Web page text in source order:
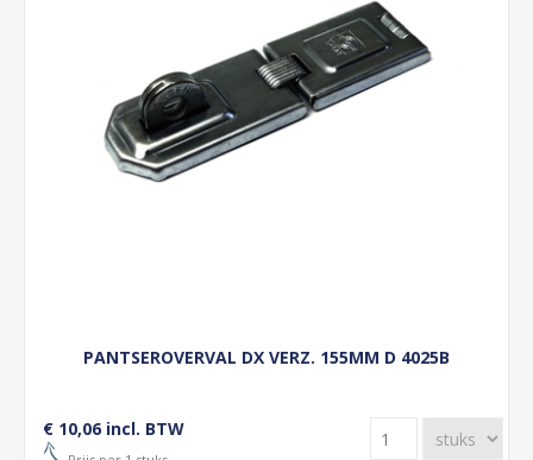
PANTSEROVERVAL DX VERZ. 155MM D 4025B
€ 10,06 incl. BTW